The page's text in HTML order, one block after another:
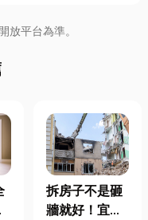
放平台為準。
拆房子不是砸
牆就好！宜蘭